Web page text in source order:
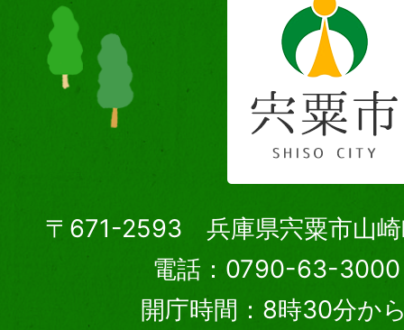
〒671-2593 兵庫県宍粟市山崎
電話：0790-63-3000
開庁時間：8時30分か